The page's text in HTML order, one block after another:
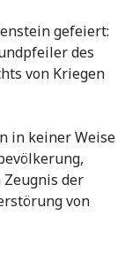
gefeiert:
des
von Kriegen
in keiner Weise
Zeugnis der
von